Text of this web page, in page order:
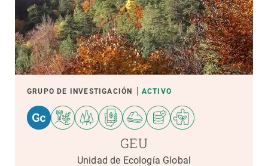
GRUPO DE INVESTIGACIÓN ACTIVO
GEU
Unidad de Ecología Global